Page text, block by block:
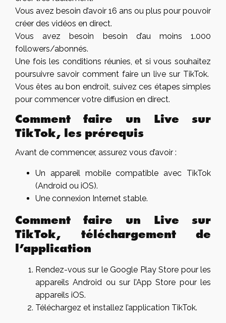
Vous avez besoin d’avoir 16 ans ou plus pour pouvoir
créer des vidéos en direct.
Vous avez besoin besoin d’au moins 1.000
followers/abonnés.
Une fois les conditions réunies, et si vous souhaitez
poursuivre savoir comment faire un live sur TikTok.
Vous êtes au bon endroit, suivez ces étapes simples
pour commencer votre diffusion en direct.
Comment faire un Live sur
TikTok, les prérequis
Avant de commencer, assurez vous d’avoir :
Un appareil mobile compatible avec TikTok
(Android ou iOS).
Une connexion Internet stable.
Comment faire un Live sur
TikTok, téléchargement de
l’application
Rendez-vous sur le Google Play Store pour les
appareils Android ou sur l’App Store pour les
appareils iOS.
Téléchargez et installez l’application TikTok.